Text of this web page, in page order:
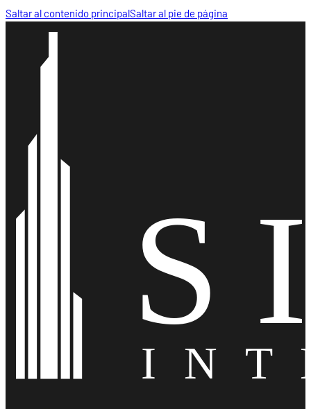
Saltar al contenido principalSaltar al pie de página